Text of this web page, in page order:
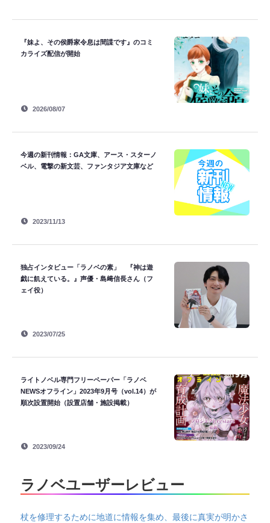
『妹よ、その侯爵家令息は間諜です』のコミ
カライズ配信が開始
2026/08/07
今週の新刊情報：GA文庫、アース・スターノ
ベル、電撃の新文芸、ファンタジア文庫など
2023/11/13
独占インタビュー「ラノベの素」 『神は遊
戯に飢えている。』声優・島﨑信長さん（フ
ェイ役）
2023/07/25
ライトノベル専門フリーペーパー「ラノベ
NEWSオフライン」2023年9月号（vol.14）が
順次設置開始（設置店舗・施設掲載）
2023/09/24
ラノベユーザーレビュー
杖を修理するために地道に情報を集め、最後に真実が明かさ